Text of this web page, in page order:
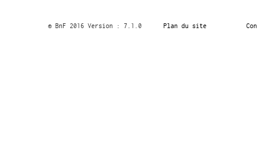
© BnF 2016 Version : 7.1.0 Plan du site